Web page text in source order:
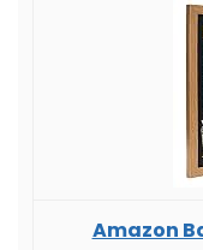
Amazon